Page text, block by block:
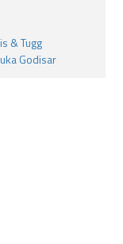
0,1%, Aska 5%
& Tugg
Godisar